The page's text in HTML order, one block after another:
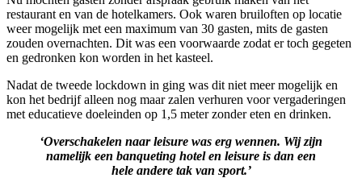
restaurant en van de hotelkamers. Ook waren bruiloften op locatie
weer mogelijk met een maximum van 30 gasten, mits de gasten
zouden overnachten. Dit was een voorwaarde zodat er toch gegeten
en gedronken kon worden in het kasteel.
Nadat de tweede lockdown in ging was dit niet meer mogelijk en
kon het bedrijf alleen nog maar zalen verhuren voor vergaderingen
met educatieve doeleinden op 1,5 meter zonder eten en drinken.
‘Overschakelen naar leisure was erg wennen. Wij zijn
namelijk een banqueting hotel en leisure is dan een
hele andere tak van sport.’